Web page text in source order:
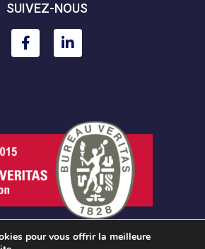
SUIVEZ-NOUS
pour vous offrir la meilleure